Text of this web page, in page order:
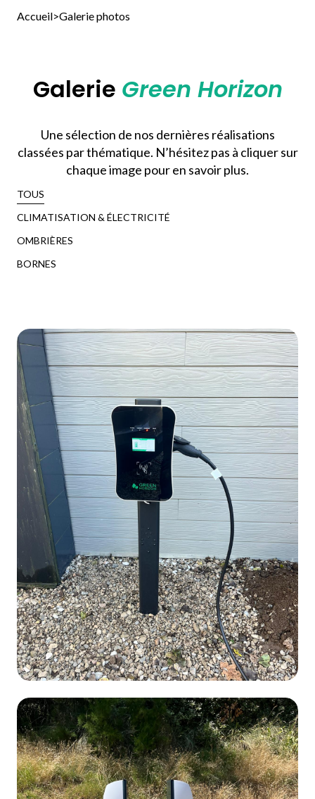
Accueil>Galerie photos
Galerie Green Horizon
Une sélection de nos dernières réalisations
classées par thématique. N’hésitez pas à cliquer sur
chaque image pour en savoir plus.
TOUS
CLIMATISATION & ÉLECTRICITÉ
OMBRIÈRES
BORNES